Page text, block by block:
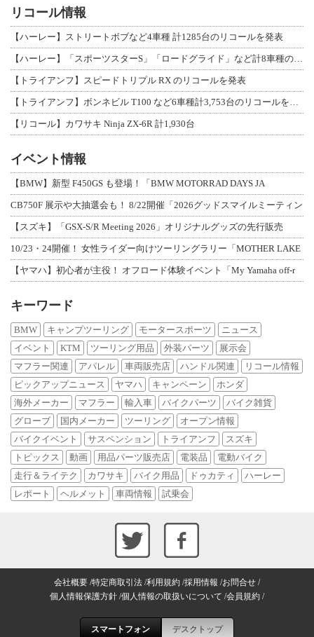
リコール情報
【ハーレー】ストリートボブなど4車種 計1285台のリコールを発表
【ハーレー】「スポーツスターS」「ロードグライド」など計8車種のリコールを発表
【トライアンフ】スピードトリプル RX のリコールを発表
【トライアンフ】ボンネビル T100 など6車種計3,753台のリコールを発表
【リコール】カワサキ Ninja ZX-6R 計1,930台
イベント情報
【BMW】新型 F450GS も登場！「BMW MOTORRAD DAYS JA
CB750F 展示や大抽選会も！ 8/22開催「2026グッドスマイルミーティン
【スズキ】「GSX-S/R Meeting 2026」オリジナルグッズの先行販売
10/23・24開催！ 女性ライダー向けツーリングラリー「MOTHER LAKE
【ヤマハ】初心者が主役！ オフロード体験イベント「My Yamaha off-r
キーワード
BMW キャンプツーリング モータースポーツ
ニュース
イベント
KTM ツーリング用品 外装パーツ
展示会
マフラー関連
アパレル 車両販売店 ハンドル関連
リコール情報
ピックアップニュース
ヤマハ キャンペーン
ホンダ
海外メーカー
マフラー 輸入車 バイクパーツ
バイク雑貨
グローブ
国内メーカー ツーリング
オープン情報
バイクイベント
サスペンション トライアンフ
スズキ
トピックス
動画 用品パーツ販売店 電装品
電動バイク
走行＆ライテク
カワサキ バイク用品 ドゥカティ
ハーレー
レポート
ヘルメット 車両情報 試乗会
会社概要 特定商取引法 利用規約 採用情報 お問合せ
個人情報保護方針 個人情報の取扱いについて 会員規約
スマートフォン デスクトップ